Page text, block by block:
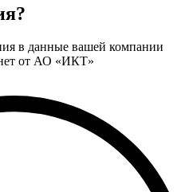
в данные вашей компании
от АО «ИКТ»